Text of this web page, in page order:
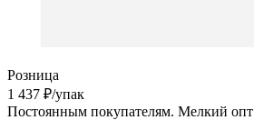
Розница
1 437 ₽/упак
Постоянным покупателям. Мелкий опт